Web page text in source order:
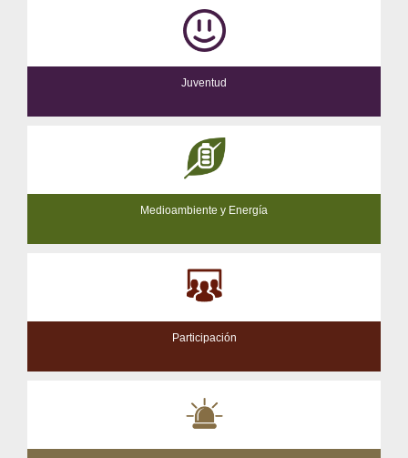
Juventud
Medioambiente y Energía
Participación